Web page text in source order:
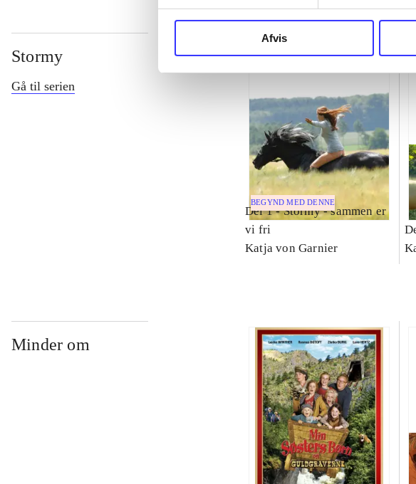
Afvis
Stormy
Gå til serien
BEGYND MED DENNE
Del 1 -Stormy - sammen er
vi fri
Katja von Garnier
Minder om